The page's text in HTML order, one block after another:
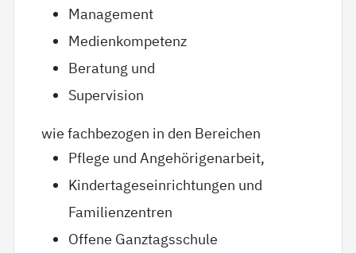
Management
Medienkompetenz
Beratung und
Supervision
wie fachbezogen in den Bereichen
Pflege und Angehörigenarbeit,
Kindertageseinrichtungen und
Familienzentren
Offene Ganztagsschule